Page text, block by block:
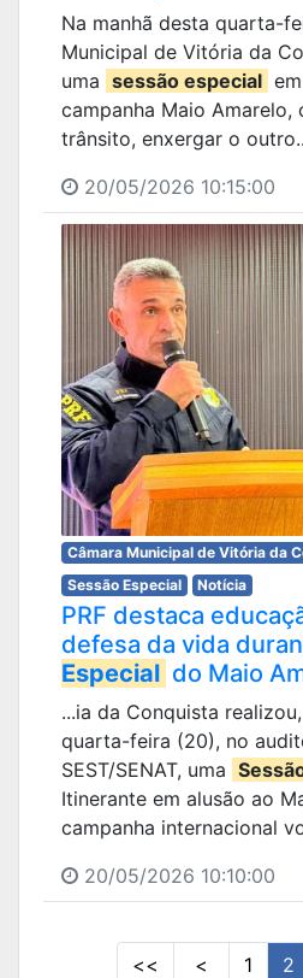
Na manhã desta quarta-
Municipal de Vitória da
uma sessão especial
campanha Maio Amarelo,
trânsito, enxergar o
20/05/2026 10:15:00
Câmara Municipal de Vitória da
Sessão Especial
Notícia
PRF destaca
defesa da vida
Especial do Maio
...ia da Conquista
quarta-feira (20), no
SEST/SENAT, uma
Itinerante em alusão ao
campanha internacional
20/05/2026 10:10:00
<< < 1 2